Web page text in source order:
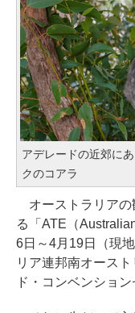
アデレードの近郊に
クのコアラ
オーストラリアの
る「ATE（
6日～4月19日（現
リア連邦南オース
ド・コンベンショ